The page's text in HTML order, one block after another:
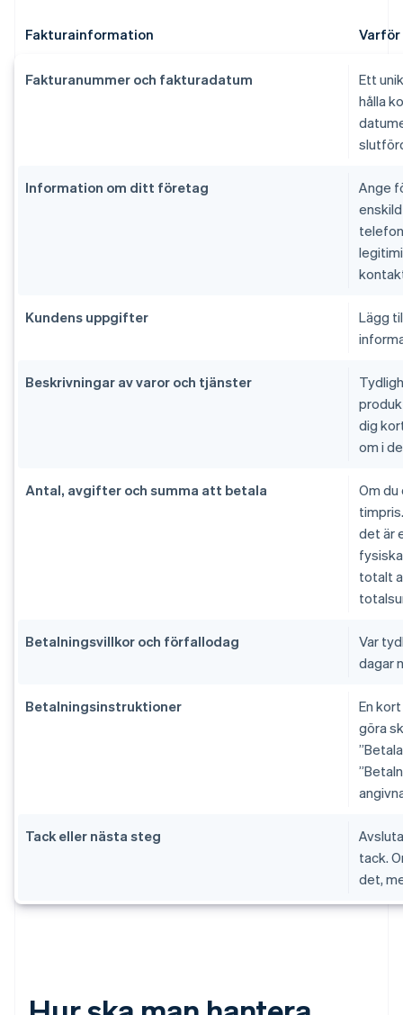
Fakturainformation
Fakturanummer och fakturadatum
Ett
hålla
Information om ditt företag
Ange
Kundens uppgifter
Lägg
Beskrivningar av varor och tjänster
dig
om i
Antal, avgifter och summa att betala
Om
det är
totalt
Betalningsvillkor och förfallodag
Var
dagar
Betalningsinstruktioner
En
göra
Tack eller nästa steg
tack.
det,